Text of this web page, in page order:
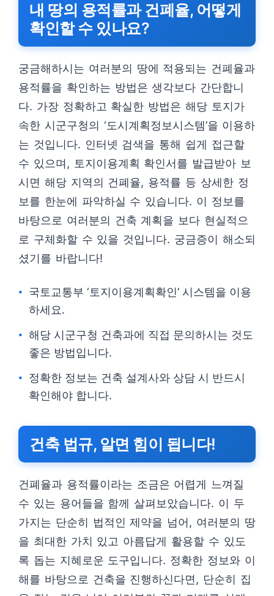
내 땅의 용적률과 건폐율, 어떻게
확인할 수 있나요?
궁금해하시는 여러분의 땅에 적용되는 건폐율과
용적률을 확인하는 방법은 생각보다 간단합니
다. 가장 정확하고 확실한 방법은 해당 토지가
속한 시군구청의 ‘도시계획정보시스템’을 이용하
는 것입니다. 인터넷 검색을 통해 쉽게 접근할
수 있으며, 토지이용계획 확인서를 발급받아 보
시면 해당 지역의 건폐율, 용적률 등 상세한 정
보를 한눈에 파악하실 수 있습니다. 이 정보를
바탕으로 여러분의 건축 계획을 보다 현실적으
로 구체화할 수 있을 것입니다. 궁금증이 해소되
셨기를 바랍니다!
국토교통부 ‘토지이용계획확인’ 시스템을 이용
하세요.
해당 시군구청 건축과에 직접 문의하시는 것도
좋은 방법입니다.
정확한 정보는 건축 설계사와 상담 시 반드시
확인해야 합니다.
건축 법규, 알면 힘이 됩니다!
건폐율과 용적률이라는 조금은 어렵게 느껴질
수 있는 용어들을 함께 살펴보았습니다. 이 두
가지는 단순히 법적인 제약을 넘어, 여러분의 땅
을 최대한 가치 있고 아름답게 활용할 수 있도
록 돕는 지혜로운 도구입니다. 정확한 정보와 이
해를 바탕으로 건축을 진행하신다면, 단순히 집